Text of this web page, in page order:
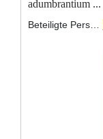
adumbrantium ...